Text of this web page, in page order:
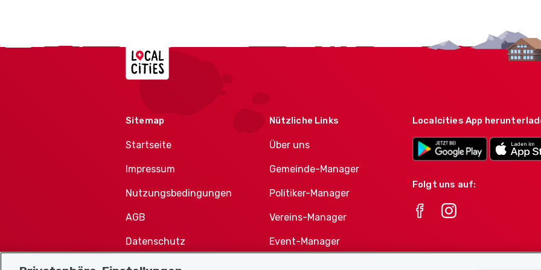
Localcities
Sitemap
Startseite
Impressum
Nutzungsbedingungen
AGB
Datenschutz
Cookie-Richtlinie
Nützliche Links
Über uns
Gemeinde-Manager
Politiker-Manager
Vereins-Manager
Event-Manager
Localcities App
Folgt uns auf: